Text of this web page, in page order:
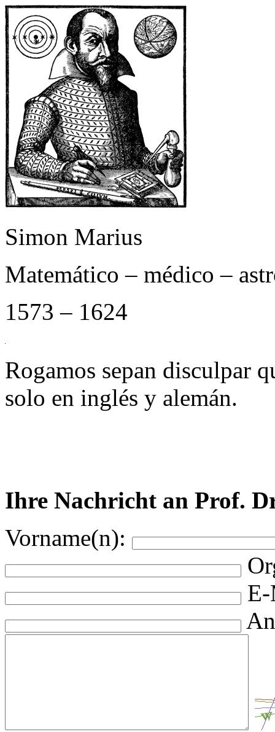
Simon Marius
Matemático – médico –
1573 – 1624
Rogamos sepan disculpar
solo en inglés y alemán.
Ihre Nachricht an Prof.
Vorname(n):